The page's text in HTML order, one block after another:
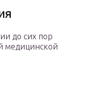
до сих пор
медицинской